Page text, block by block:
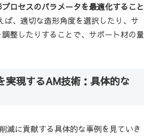
ロセスのパラメータを最適化すること
ば、適切な造形角度を選択したり、サ
整したりすることで、サポート材の量
実現するAM技術：具体的な
減に貢献する具体的な事例を見ていき